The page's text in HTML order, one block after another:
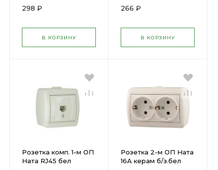
298 ₽
В КОРЗИНУ
266 ₽
В КОРЗИНУ
Розетка комп. 1-м ОП
Ната RJ45 бел
Розетка 2-м ОП Ната
16А керам б/з.бел